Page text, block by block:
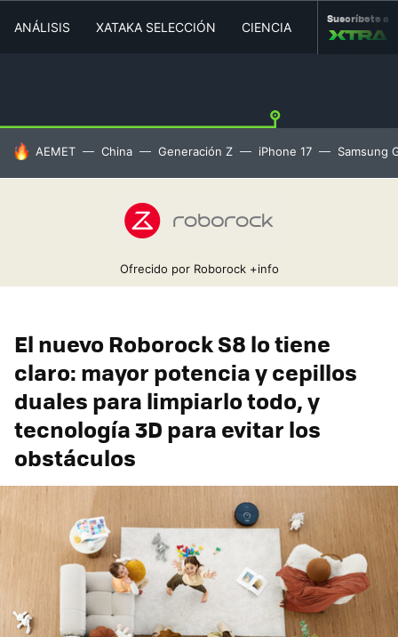
ANÁLISIS XATAKA SELECCIÓN CIENCIA MOVILIDAD
Suscríbete a
HOY SE HABLA DE
AEMET China Generación Z iPhone 17 Samsung
Ofrecido por Roborock +info
El nuevo Roborock S8 lo tiene
claro: mayor potencia y cepillos
duales para limpiarlo todo, y
tecnología 3D para evitar los
obstáculos